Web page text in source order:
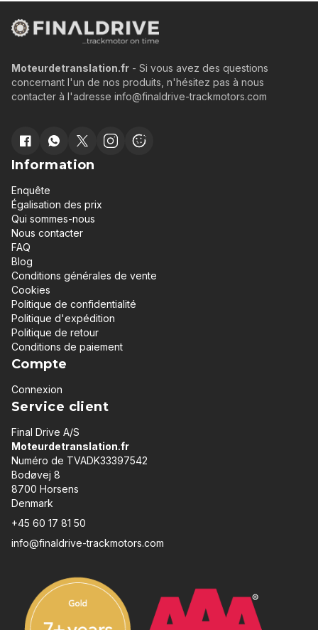
Moteurdetranslation.fr - Si vous avez des questions
concernant l'un de nos produits, n'hésitez pas à nous
contacter à l'adresse info@finaldrive-trackmotors.com
Information
Enquête
Égalisation des prix
Qui sommes-nous
Nous contacter
FAQ
Blog
Conditions générales de vente
Cookies
Politique de confidentialité
Politique d'expédition
Politique de retour
Conditions de paiement
Compte
Connexion
Service client
Final Drive A/S
Moteurdetranslation.fr
Numéro de TVADK33397542
Bodøvej 8
8700 Horsens
Denmark
+45 60 17 81 50
info@finaldrive-trackmotors.com